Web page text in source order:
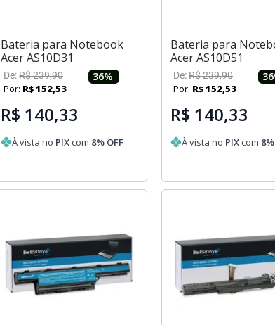
Bateria para Notebook
Acer AS10D31
De:R$239,90 36%
Por: R$152,53
R$ 140,33
À vista no PIXcom 8% OFF
Bateria para
Acer AS10D51
De:R$239,90 36
Por: R$152,53
R$ 140,33
À vista no PIXcom 8